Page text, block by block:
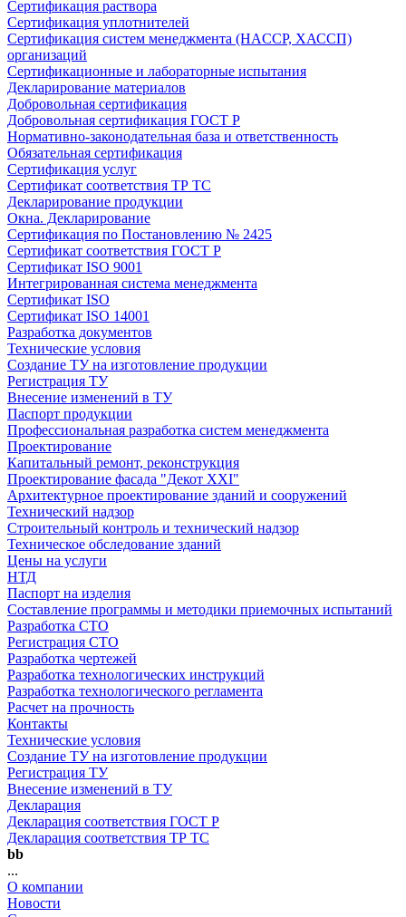
Сертификация раствора
Сертификация уплотнителей
Сертификация систем менеджмента (HACCP, ХАССП)
организаций
Сертификационные и лабораторные испытания
Декларирование материалов
Добровольная сертификация
Добровольная сертификация ГОСТ Р
Нормативно-законодательная база и ответственность
Обязательная сертификация
Сертификация услуг
Сертификат соответствия ТР ТС
Декларирование продукции
Окна. Декларирование
Сертификация по Постановлению № 2425
Сертификат соответствия ГОСТ Р
Сертификат ISO 9001
Интегрированная система менеджмента
Сертификат ISO
Сертификат ISO 14001
Разработка документов
Технические условия
Создание ТУ на изготовление продукции
Регистрация ТУ
Внесение изменений в ТУ
Паспорт продукции
Профессиональная разработка систем менеджмента
Проектирование
Капитальный ремонт, реконструкция
Проектирование фасада "Декот XXI"
Архитектурное проектирование зданий и сооружений
Технический надзор
Строительный контроль и технический надзор
Техническое обследование зданий
Цены на услуги
НТД
Паспорт на изделия
Составление программы и методики приемочных испытаний
Разработка СТО
Регистрация СТО
Разработка чертежей
Разработка технологических инструкций
Разработка технологического регламента
Расчет на прочность
Контакты
Технические условия
Создание ТУ на изготовление продукции
Регистрация ТУ
Внесение изменений в ТУ
Декларация
Декларация соответствия ГОСТ Р
Декларация соответствия ТР ТС
bb
...
О компании
Новости